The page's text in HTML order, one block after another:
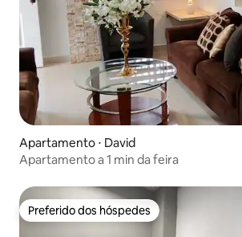
Apartamento ⋅ David
Apartamento a 1 min da feira
Preferido dos hóspedes
Preferido dos hóspedes